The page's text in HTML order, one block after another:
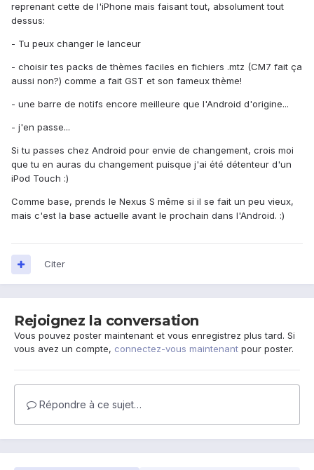
reprenant cette de l'iPhone mais faisant tout, absolument tout
dessus:
- Tu peux changer le lanceur
- choisir tes packs de thèmes faciles en fichiers .mtz (CM7 fait ça
aussi non?) comme a fait GST et son fameux thème!
- une barre de notifs encore meilleure que l'Android d'origine...
- j'en passe...
Si tu passes chez Android pour envie de changement, crois moi
que tu en auras du changement puisque j'ai été détenteur d'un
iPod Touch :)
Comme base, prends le Nexus S même si il se fait un peu vieux,
mais c'est la base actuelle avant le prochain dans l'Android. :)
Citer
Rejoignez la conversation
Vous pouvez poster maintenant et vous enregistrez plus tard. Si
vous avez un compte, connectez-vous maintenant pour poster.
Répondre à ce sujet…